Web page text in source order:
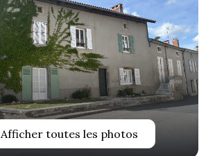
Afficher toutes les photos